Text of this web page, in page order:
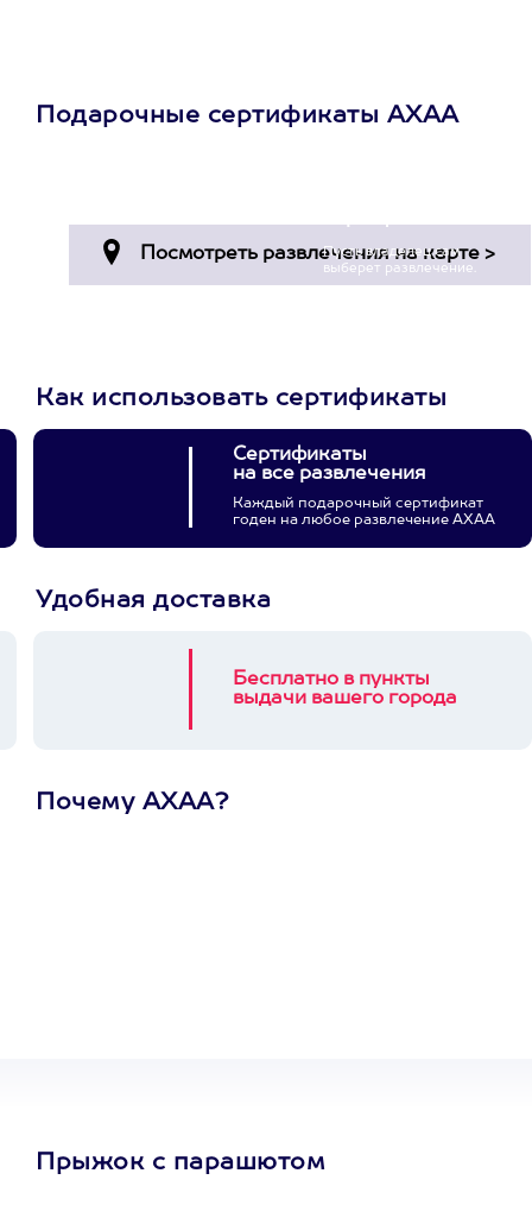
Подарочные сертификаты АХАА
Пусть владелец сам
выберет развлечение.
Как использовать сертификаты
Сертификаты
на все развлечения
Каждый подарочный сертификат
годен на любое развлечение АХАА
Удобная доставка
Бесплатно в пункты
выдачи вашего города
Почему АХАА?
Прыжок с парашютом